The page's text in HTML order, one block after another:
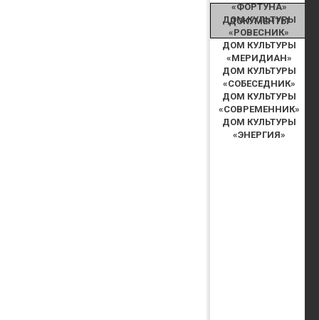
«ФОРТУНА»
ДОМ КУЛЬТУРЫ
«РОВЕСНИК»
ДОМ КУЛЬТУРЫ
«МЕРИДИАН»
ДОМ КУЛЬТУРЫ
«СОБЕСЕДНИК»
ДОМ КУЛЬТУРЫ
«СОВРЕМЕННИК»
ДОМ КУЛЬТУРЫ
«ЭНЕРГИЯ»
ДОКУМЕНТЫ